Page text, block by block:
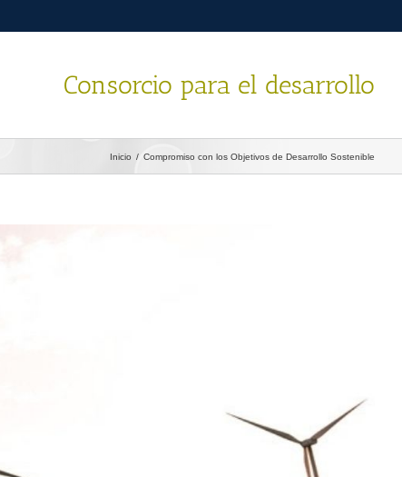
Consorcio para el desarrollo
Inicio / Compromiso con los Objetivos de Desarrollo Sostenible